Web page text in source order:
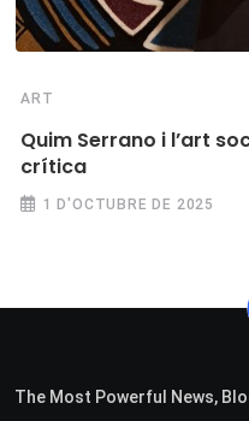
ART
Quim Serrano i l’art
crítica
1 D'OCTUBRE DE 2025
The Most Powerful News,